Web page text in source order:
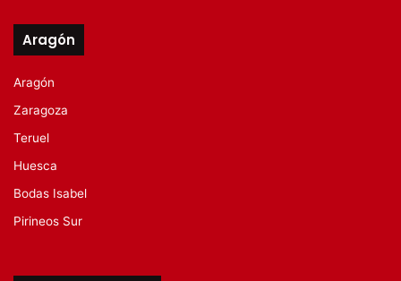
Aragón
Aragón
Zaragoza
Teruel
Huesca
Bodas Isabel
Pirineos Sur